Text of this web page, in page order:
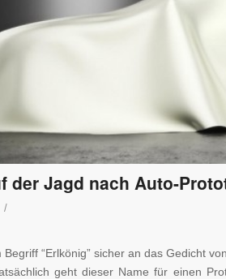
der Jagd nach Auto-
/
“Erlkönig” sicher an das Gedicht
geht dieser Name für einen